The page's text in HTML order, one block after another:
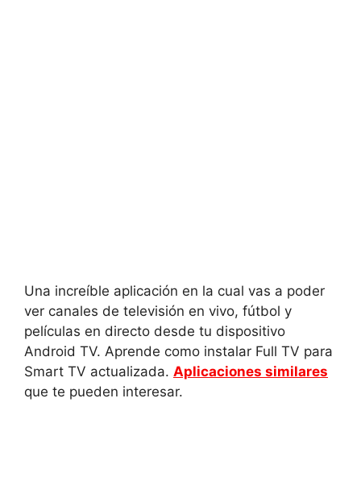
Una increíble aplicación en la cual vas a poder
ver canales de televisión en vivo, fútbol y
películas en directo desde tu dispositivo
Android TV. Aprende como instalar Full TV para
Smart TV actualizada. Aplicaciones similares
que te pueden interesar.